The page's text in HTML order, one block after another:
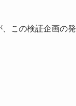
この検証企画の発